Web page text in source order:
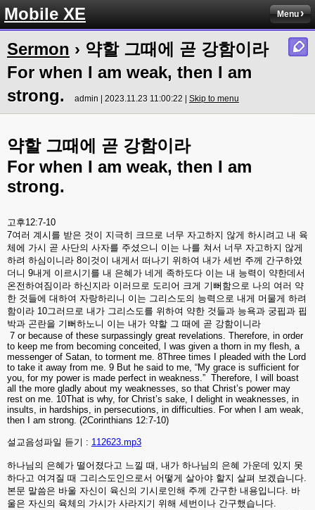
Mobile XE Menu
Sermon › 약할 그때에 곧 강함이라
For when I am weak, then I am
strong.
admin | 2023.11.23 11:00:22 | Skip to menu
약할 그때에 곧 강함이라
For when I am weak, then I am
strong.
고후12:7-10
7여러 계시를 받은 것이 지극히 크므로 너무 자고하지 않게 하시려고 내 육
체에 가시 곧 사단의 사자를 주셨으니 이는 나를 쳐서 너무 자고하지 않게
하려 하심이니라 8이것이 내게서 떠나기 위하여 내가 세번 주께 간구하였
더니 9내게 이르시기를 내 은혜가 네게 족하도다 이는 내 능력이 약한데서
온전하여짐이라 하신지라 이러므로 도리어 크게 기뻐함으로 나의 여러 약
한 것들에 대하여 자랑하리니 이는 그리스도의 능력으로 내게 머물게 하려
함이라 10그러므로 내가 그리스도를 위하여 약한 것들과 능욕과 궁핍과 핍
박과 곤란을 기뻐하노니 이는 내가 약할 그 때에 곧 강함이니라
7 or because of these surpassingly great revelations. Therefore, in order
to keep me from becoming conceited, I was given a thorn in my flesh, a
messenger of Satan, to torment me. 8Three times I pleaded with the Lord
to take it away from me. 9 But he said to me, “My grace is sufficient for
you, for my power is made perfect in weakness.” Therefore, I will boast
all the more gladly about my weaknesses, so that Christ’s power may
rest on me. 10That is why, for Christ’s sake, I delight in weaknesses, in
insults, in hardships, in persecutions, in difficulties. For when I am weak,
then I am strong. (2Corinthians 12:7-10)
설교음성파일 듣기 : 112623.mp3
하나님의 은혜가 떨어졌다고 느낄 때 , 내가 하나님의 은혜 가운데 있지 못
하다고 여겨질 때 그리스도인으로서 어떻게 살아야 할지 살펴 보겠습니다.
본문 말씀은 바울 자신이 육신의 기시로인해 주께 간구한 내용입니다. 바
울은 자신의 육체의 가시가 사라지기 위해 세번이나 간구했습니다.